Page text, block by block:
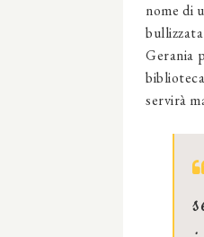
nome di
Gerania
servirà